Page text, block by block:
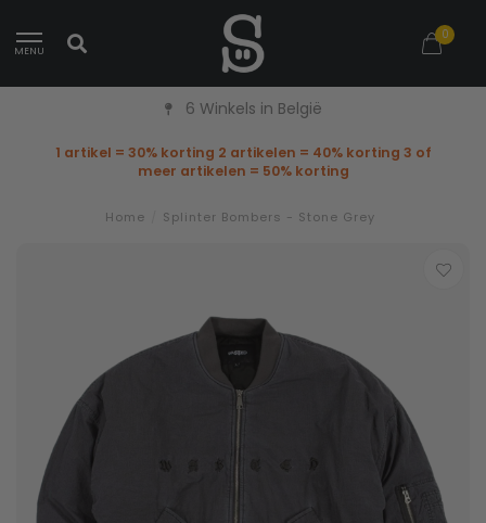
MENU
0
6 Winkels in België
1 artikel = 30% korting 2 artikelen = 40% korting 3 of
meer artikelen = 50% korting
Home Splinter Bombers - Stone Grey